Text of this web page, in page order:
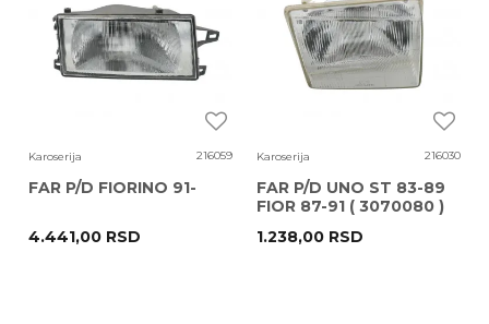
Karoserija 216059
FAR P/D FIORINO 91-
4.441,00 RSD
Karoserija 216030
FAR P/D UNO ST 83-89
FIOR 87-91 ( 3070080 )
1.238,00 RSD